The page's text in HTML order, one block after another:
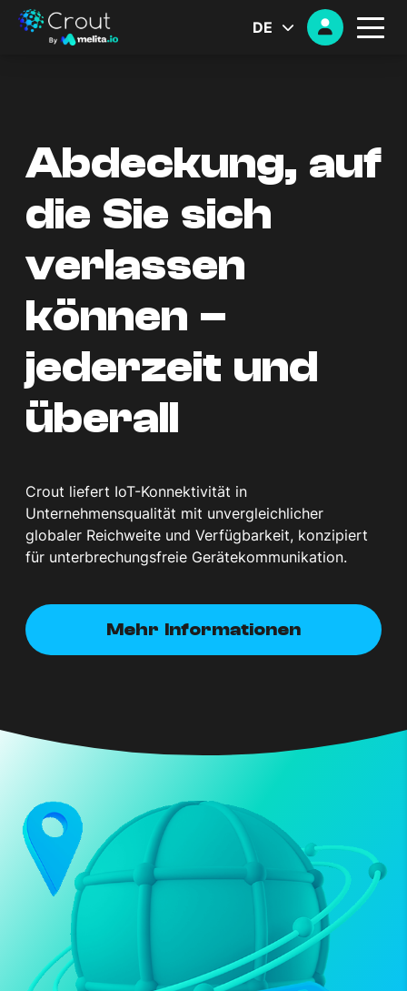
DE
Abdeckung, auf
die Sie sich
verlassen
können –
jederzeit und
überall
Crout liefert IoT-Konnektivität in
Unternehmensqualität mit unvergleichlicher
globaler Reichweite und Verfügbarkeit, konzipiert
für unterbrechungsfreie Gerätekommunikation.
Mehr Informationen